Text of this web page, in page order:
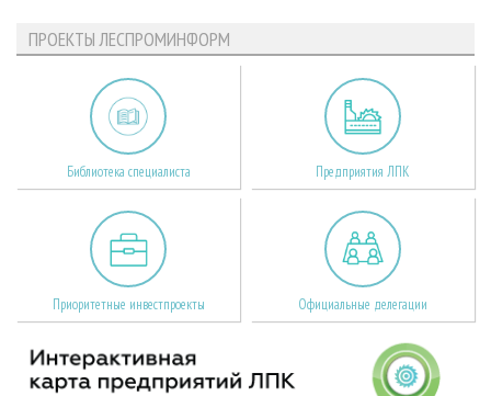
ПРОЕКТЫ ЛЕСПРОМИНФОРМ
Библиотека специалиста Предприятия ЛПК
Приоритетные инвестпроекты Официальные делегации